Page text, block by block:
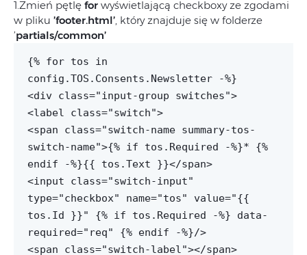
1.Zmień pętlę for wyświetlającą checkboxy ze zgodami
w pliku ’footer.html’ , który znajduje się w folderze
’partials/common’
{% for tos in
config.TOS.Consents.Newsletter -%}
<div class="input-group switches">
<label class="switch">
<span class="switch-name summary-tos-
switch-name">{% if tos.Required -%}* {%
endif -%}{{ tos.Text }}</span>
<input class="switch-input"
type="checkbox" name="tos" value="{{
tos.Id }}" {% if tos.Required -%} data-
required="req" {% endif -%}/>
<span class="switch-label"></span>